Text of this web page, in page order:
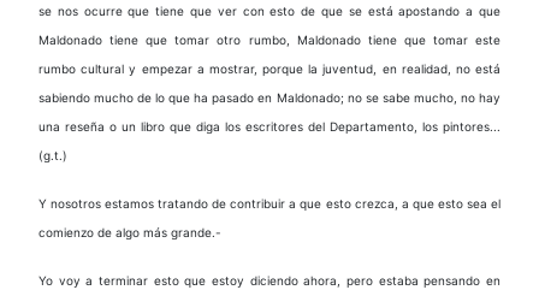
se nos ocurre que tiene que ver con esto de que se está apostando a que
Maldonado tiene que tomar otro rumbo, Maldonado tiene que tomar este
rumbo cultural y empezar a mostrar, porque la juventud, en realidad, no está
sabiendo mucho de lo que ha pasado en Maldonado; no se sabe mucho, no hay
una reseña o un libro que diga los escritores del Departamento, los pintores...
(g.t.)
Y nosotros estamos tratando de contribuir a que esto crezca, a que esto sea el
comienzo de algo más grande.-
Yo voy a terminar esto que estoy diciendo ahora, pero estaba pensando en